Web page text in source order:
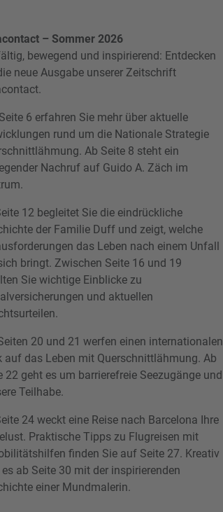
– Sommer 2026
bewegend und inspirierend: Entdecken
neue Ausgabe unserer Zeitschrift
6 erfahren Sie mehr über aktuelle
rund um die Nationale Strategie
Ab Seite 8 steht ein
Nachruf auf Guido A. Zäch im
12 begleitet Sie die eindrückliche
der Familie Duff und zeigt, welche
das Leben nach einem Unfall
bringt. Zwischen Seite 16 und 19
Sie wichtige Einblicke zu
und aktuellen
20 und 21 werfen einen internationalen
auf das Leben mit Querschnittlähmung. Ab
22 geht es um barrierefreie Seezugänge und
Teilhabe.
24 weckt eine Reise nach Barcelona Ihre
Praktische Tipps zu Flugreisen mit
finden Sie auf Seite 27. Kreativ
ab Seite 30 mit der inspirierenden
einer Mundmalerin.